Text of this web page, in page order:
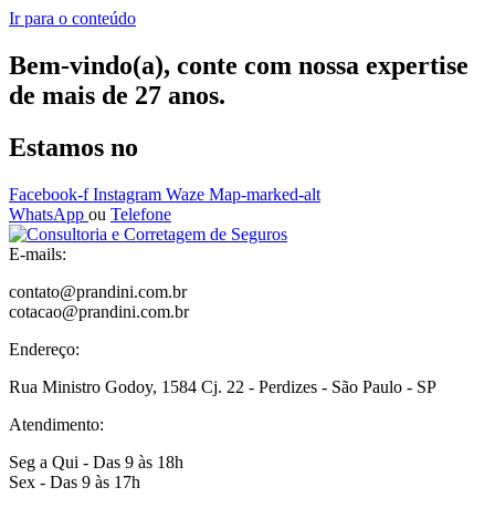
Ir para o conteúdo
Bem-vindo(a), conte com nossa expertise
de mais de 27 anos.
Estamos no
Facebook-f Instagram Waze Map-marked-alt
WhatsApp ou Telefone
E-mails:
contato@prandini.com.br
cotacao@prandini.com.br
Endereço:
Rua Ministro Godoy, 1584 Cj. 22 - Perdizes - São Paulo - SP
Atendimento:
Seg a Qui - Das 9 às 18h
Sex - Das 9 às 17h